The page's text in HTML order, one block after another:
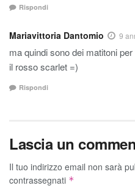
Rispondi
Mariavittoria Dantomio 9
ma quindi sono dei matitoni
il rosso scarlet =)
Rispondi
Lascia un
Il tuo indirizzo email non sarà
contrassegnati *